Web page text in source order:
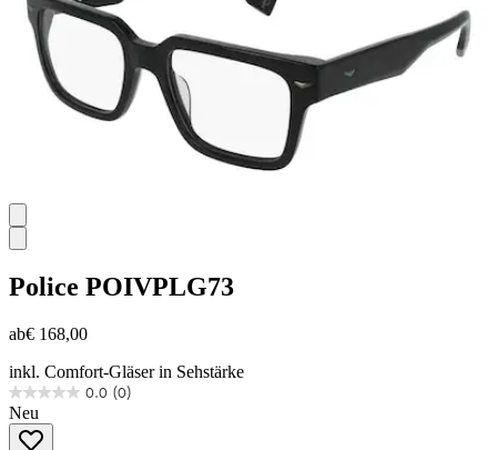
Police POIVPLG73
ab€ 168,00
inkl. Comfort-Gläser in Sehstärke
0.0 (0)
0.0
von
Neu